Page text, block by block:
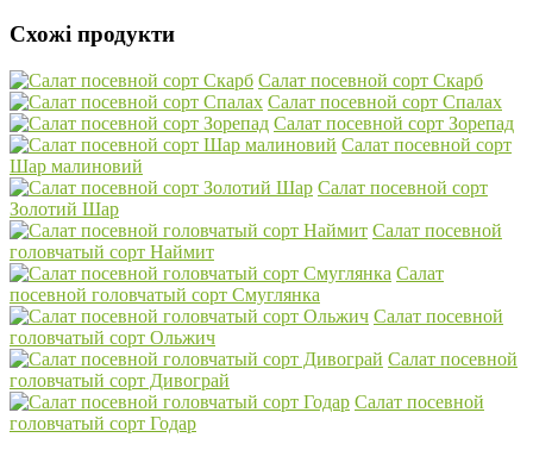
Схожі продукти
Салат посевной сорт Скарб
Салат посевной сорт Спалах
Салат посевной сорт Зорепад
Салат посевной сорт
Шар малиновий
Салат посевной сорт
Золотий Шар
Салат посевной
головчатый сорт Наймит
Салат
посевной головчатый сорт Смуглянка
Салат посевной
головчатый сорт Ольжич
Салат посевной
головчатый сорт Дивограй
Салат посевной
головчатый сорт Годар